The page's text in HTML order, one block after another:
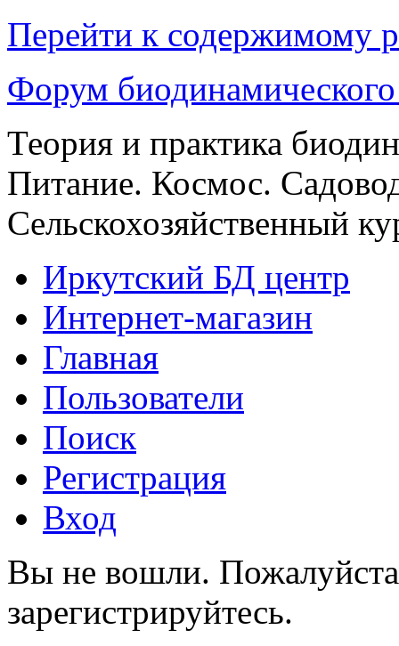
Перейти к содержимому
Форум биодинамического
Теория и практика
Питание. Космос.
Сельскохозяйственный
Иркутский БД центр
Интернет-магазин
Главная
Пользователи
Поиск
Регистрация
Вход
Вы не вошли.
зарегистрируйтесь.